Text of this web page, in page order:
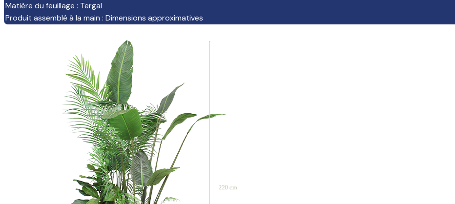
Matière du feuillage : Tergal
Produit assemblé à la main : Dimensions approximatives